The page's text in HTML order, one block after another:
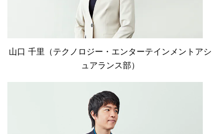
山口 千里（テクノロジー・エンターテインメントアシ
ュアランス部）